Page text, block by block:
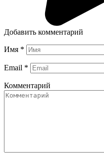
Добавить комментарий
Имя *
Email *
Комментарий